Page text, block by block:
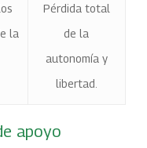
la
Pérdida total
de la
autonomía y
libertad.
apoyo